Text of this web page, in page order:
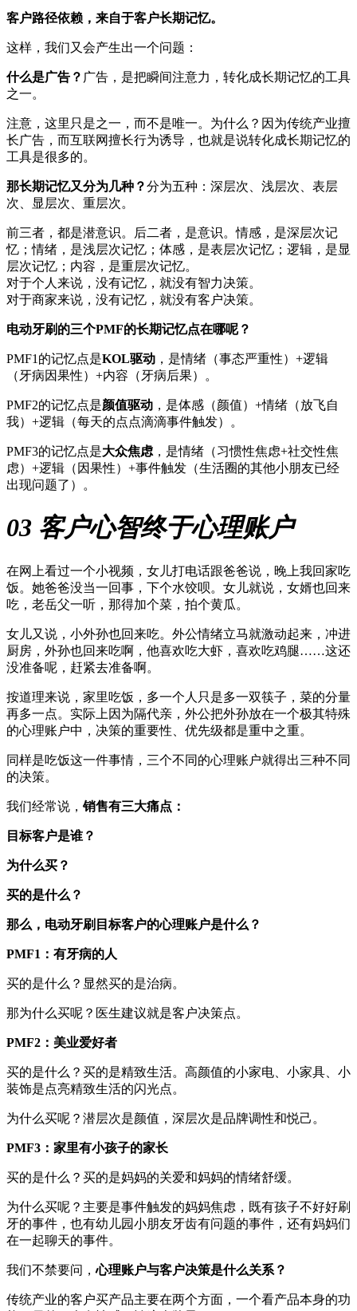
客户路径依赖，来自于客户长期记忆。
这样，我们又会产生出一个问题：
什么是广告？ 广告，是把瞬间注意力，转化成长期记忆的工具
之一。
注意，这里只是之一，而不是唯一。为什么？因为传统产业擅
长广告，而互联网擅长行为诱导，也就是说转化成长期记忆的
工具是很多的。
那长期记忆又分为几种？分为五种：深层次、浅层次、表层
次、显层次、重层次。
前三者，都是潜意识。后二者，是意识。情感，是深层次记
忆；情绪，是浅层次记忆；体感，是表层次记忆；逻辑，是显
层次记忆；内容，是重层次记忆。
对于个人来说，没有记忆，就没有智力决策。
对于商家来说，没有记忆，就没有客户决策。
电动牙刷的三个PMF的长期记忆点在哪呢？
PMF1的记忆点是KOL驱动 ，是情绪（事态严重性）+逻辑
（牙病因果性）+内容（牙病后果）。
PMF2的记忆点是颜值驱动 ，是体感（颜值）+情绪（放飞自
我）+逻辑（每天的点点滴滴事件触发）。
PMF3的记忆点是大众焦虑 ，是情绪（习惯性焦虑+社交性焦
虑）+逻辑（因果性）+事件触发（生活圈的其他小朋友已经
出现问题了）。
03 客户心智终于心理账户
在网上看过一个小视频，女儿打电话跟爸爸说，晚上我回家吃
饭。她爸爸没当一回事，下个水饺呗。女儿就说，女婿也回来
吃，老岳父一听，那得加个菜，拍个黄瓜。
女儿又说，小外孙也回来吃。外公情绪立马就激动起来，冲进
厨房，外孙也回来吃啊，他喜欢吃大虾，喜欢吃鸡腿……这还
没准备呢，赶紧去准备啊。
按道理来说，家里吃饭，多一个人只是多一双筷子，菜的分量
再多一点。实际上因为隔代亲，外公把外孙放在一个极其特殊
的心理账户中，决策的重要性、优先级都是重中之重。
同样是吃饭这一件事情，三个不同的心理账户就得出三种不同
的决策。
我们经常说，销售有三大痛点：
目标客户是谁？
为什么买？
买的是什么？
那么，电动牙刷目标客户的心理账户是什么？
PMF1：有牙病的人
买的是什么？显然买的是治病。
那为什么买呢？医生建议就是客户决策点。
PMF2 ：美业爱好者
买的是什么？买的是精致生活。高颜值的小家电、小家具、小
装饰是点亮精致生活的闪光点。
为什么买呢？潜层次是颜值，深层次是品牌调性和悦己。
PMF3 ： 家里有小孩子的家长
买的是什么？买的是妈妈的关爱和妈妈的情绪舒缓。
为什么买呢？主要是事件触发的妈妈焦虑，既有孩子不好好刷
牙的事件，也有幼儿园小朋友牙齿有问题的事件，还有妈妈们
在一起聊天的事件。
我们不禁要问，心理账户与客户决策是什么关系？
传统产业的客户买产品主要在两个方面，一个看产品本身的功